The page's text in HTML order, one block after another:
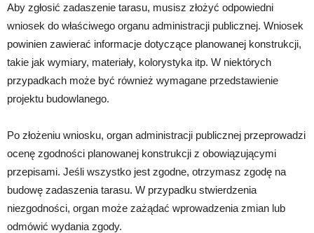
Aby zgłosić zadaszenie tarasu, musisz złożyć odpowiedni
wniosek do właściwego organu administracji publicznej. Wniosek
powinien zawierać informacje dotyczące planowanej konstrukcji,
takie jak wymiary, materiały, kolorystyka itp. W niektórych
przypadkach może być również wymagane przedstawienie
projektu budowlanego.
Po złożeniu wniosku, organ administracji publicznej przeprowadzi
ocenę zgodności planowanej konstrukcji z obowiązującymi
przepisami. Jeśli wszystko jest zgodne, otrzymasz zgodę na
budowę zadaszenia tarasu. W przypadku stwierdzenia
niezgodności, organ może zażądać wprowadzenia zmian lub
odmówić wydania zgody.